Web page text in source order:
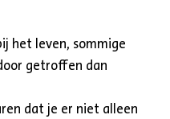
het leven, sommige
getroffen dan
dat je er niet alleen